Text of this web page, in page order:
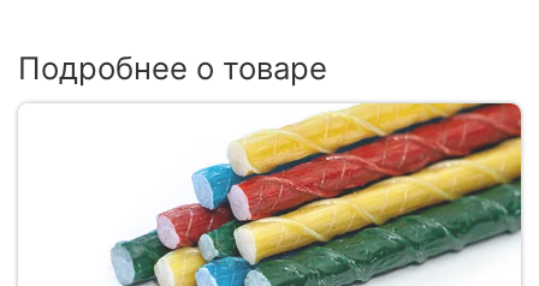
Подробнее о товаре